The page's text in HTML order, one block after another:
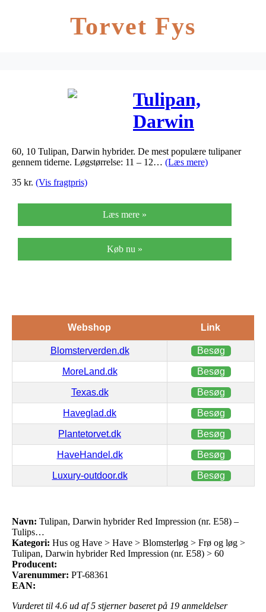
Torvet Fys
Tulipan,
Darwin
hybrider Red
Impression
Tulips…
60, 10 Tulipan, Darwin hybrider. De mest populære tulipaner
gennem tiderne. Løgstørrelse: 11 – 12… (Læs mere)
35 kr. (Vis fragtpris)
Læs mere »
Køb nu »
Webshop Link
Blomsterverden.dk Besøg
MoreLand.dk Besøg
Texas.dk Besøg
Haveglad.dk Besøg
Plantetorvet.dk Besøg
HaveHandel.dk Besøg
Luxury-outdoor.dk Besøg
Navn: Tulipan, Darwin hybrider Red Impression (nr. E58) –
Tulips…
Kategori: Hus og Have > Have > Blomsterløg > Frø og løg >
Tulipan, Darwin hybrider Red Impression (nr. E58) > 60
Producent:
Varenummer: PT-68361
EAN:
Vurderet til 4.6 ud af 5 stjerner baseret på 19 anmeldelser